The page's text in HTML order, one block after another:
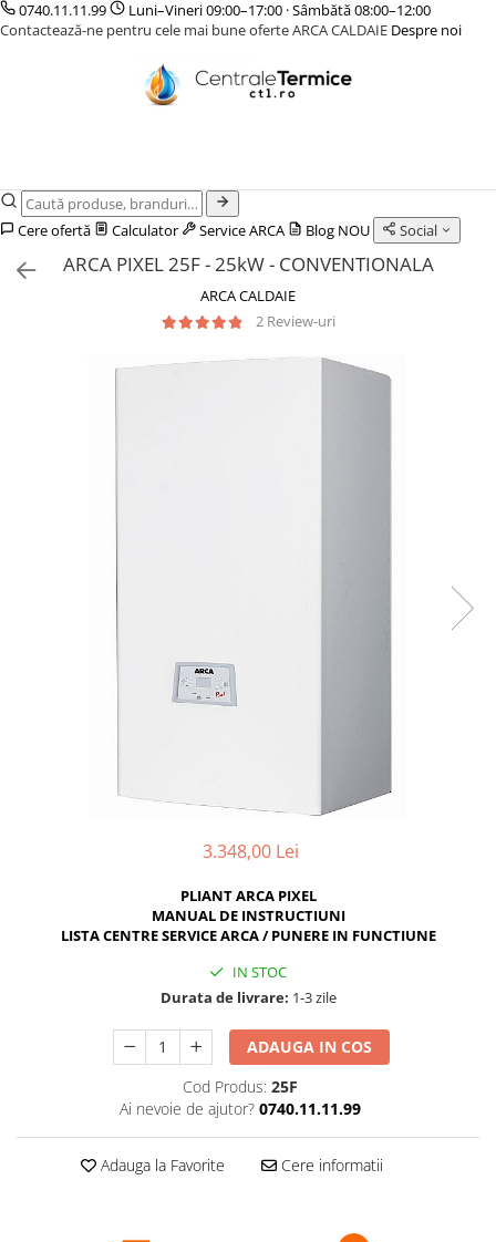
CENTRALE TERMICE
GAZ CONDENSATIE
CAZANE COMBUSTIBIL SOLID
CAZANE LEMNE CU GAZEIFICARE
ACCESORII PENTRU MONTAJ
POMPE DE CALDURA
POMPE DE CALDURA AER-APA
TERMOSTATE DE AMBIENT - AUTOMATIZARI
ELEMENTE SMART
CU FIR
PARDOSEALA
INCALZIRE IN PARDOSEALA
ACCESORII
IZOLATIE
0740.11.11.99
Luni–Vineri 09:00–17:00 · Sâmbătă 08:00–12:00
Contactează-ne pentru cele mai bune oferte ARCA CALDAIE Despre noi
Cere ofertă Calculator Service ARCA Blog NOU Social
ARCA PIXEL 25F - 25kW - CONVENTIONALA
ARCA CALDAIE
2 Review-uri
3.348,00 Lei
PLIANT ARCA PIXEL
MANUAL DE INSTRUCTIUNI
LISTA CENTRE SERVICE ARCA / PUNERE IN FUNCTIUNE
IN STOC
Durata de livrare: 1-3 zile
ADAUGA IN COS
Cod Produs: 25F
Ai nevoie de ajutor? 0740.11.11.99
Adauga la Favorite Cere informatii